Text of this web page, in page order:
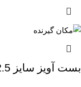
بست آویز سایز 2.5